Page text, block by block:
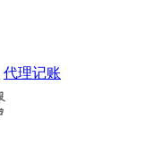
代理记账